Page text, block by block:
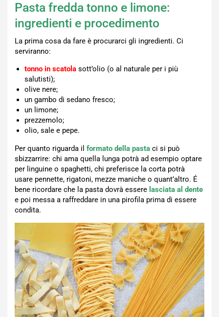
Pasta fredda tonno e limone:
ingredienti e procedimento
La prima cosa da fare è procurarci gli ingredienti. Ci
serviranno:
tonno in scatola sott’olio (o al naturale per i più
salutisti);
olive nere;
un gambo di sedano fresco;
un limone;
prezzemolo;
olio, sale e pepe.
Per quanto riguarda il formato della pasta ci si può
sbizzarrire: chi ama quella lunga potrà ad esempio optare
per linguine o spaghetti, chi preferisce la corta potrà
usare pennette, rigatoni, mezze maniche o quant’altro. É
bene ricordare che la pasta dovrà essere lasciata al dente
e poi messa a raffreddare in una pirofila prima di essere
condita.